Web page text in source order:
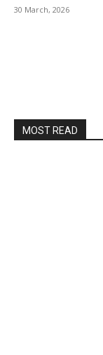
30 March, 2026
MOST READ